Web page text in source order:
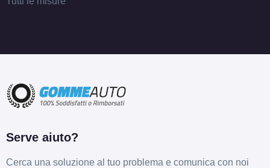
Serve aiuto?
Cerca una soluzione al tuo problema e comunica con noi